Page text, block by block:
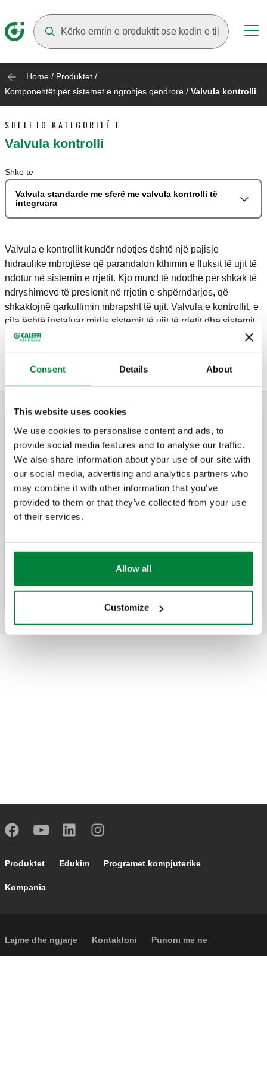
Consent Details About
This website uses cookies
We use cookies to personalise content and ads, to
provide social media features and to analyse our traffic.
We also share information about your use of our site with
our social media, advertising and analytics partners who
may combine it with other information that you’ve
provided to them or that they’ve collected from your use
of their services.
Allow all
Customize
Home / Produktet /
Komponentët për sistemet e ngrohjes qendrore / Valvula kontrolli
SHFLETO KATEGORITË E
Valvula kontrolli
Shko te
Valvula standarde me sferë me valvula kontrolli të
integruara
Valvula e kontrollit kundër ndotjes është një pajisje
hidraulike mbrojtëse që parandalon kthimin e fluksit të ujit të
ndotur në sistemin e rrjetit. Kjo mund të ndodhë për shkak të
ndryshimeve të presionit në rrjetin e shpërndarjes, që
shkaktojnë qarkullimin mbrapsht të ujit. Valvula e kontrollit, e
cila është instaluar midis sistemit të ujit të rrjetit dhe sistemit
të përdoruesit në sistemet e shpërndarjes së ujit, parandalon
automatikisht kurdo që ndodh kthimi mbrapsht i fluksit.
Valvula standarde me sferë me valvula kontrolli të
integruara
BALLSTOP, Valvul sferike me valvul
kontrolli të integruar për sistemet e
ngrohjes.
Valvul kontrolli anti-termosifon për
Footer main navigation
Produktet Edukim Programet kompjuterike
Kompania
Footer secondary navigation
Lajme dhe ngjarje Kontaktoni Punoni me ne